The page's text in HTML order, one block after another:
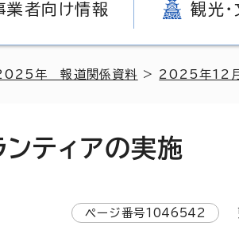
業者向け情報 観光
年 報道関係資料 > 2025年12
ティアの実施
ページ番号1046542